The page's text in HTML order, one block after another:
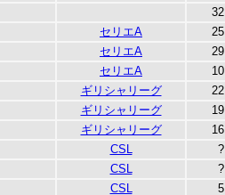
32
セリエA 25
セリエA 29
セリエA 10
ギリシャリーグ 22
ギリシャリーグ 19
ギリシャリーグ 16
CSL ?
CSL ?
CSL 5